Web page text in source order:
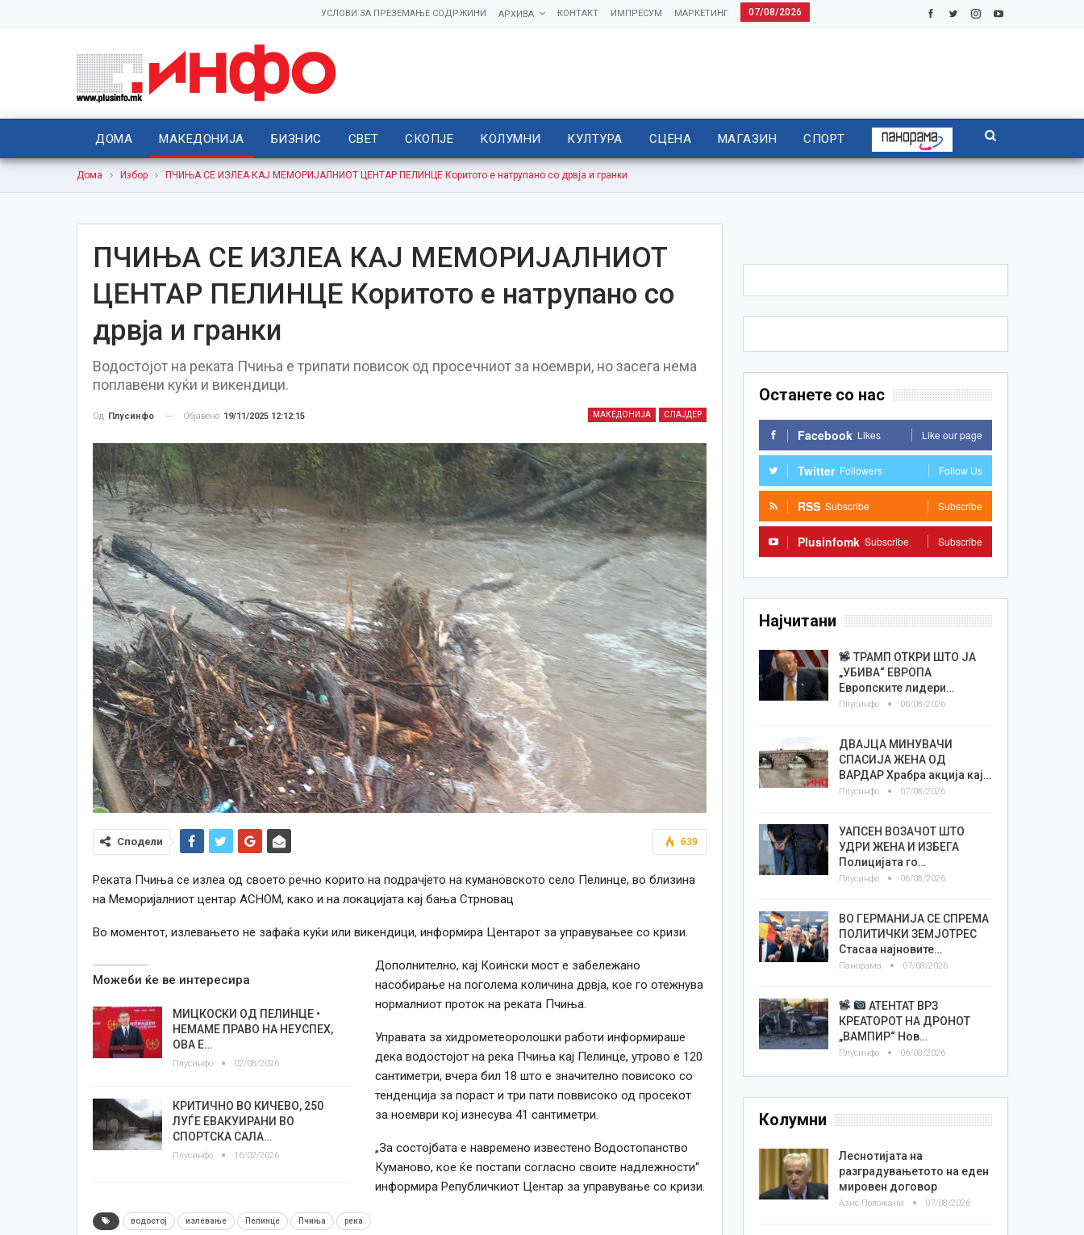
07/08/2026
МАРКЕТИНГ
ИМПРЕСУМ
КОНТАКТ
АРХИВА
УСЛОВИ ЗА ПРЕЗЕМАЊЕ СОДРЖИНИ
ДОМА МАКЕДОНИЈА БИЗНИС СВЕТ СКОПЈЕ КОЛУМНИ КУЛТУРА СЦЕНА МАГАЗИН СПОРТ
Дома Избор ПЧИЊА СЕ ИЗЛЕА КАЈ МЕМОРИЈАЛНИОТ ЦЕНТАР ПЕЛИНЦЕ Коритото е натрупано со дрвја и гранки
ПЧИЊА СЕ ИЗЛЕА КАЈ МЕМОРИЈАЛНИОТ
ЦЕНТАР ПЕЛИНЦЕ Коритото е натрупано со
дрвја и гранки
Водостојот на реката Пчиња е трипати повисок од просечниот за ноември, но засега нема
поплавени куќи и викендици.
МАКЕДОНИЈА СЛАЈДЕР
Од Плусинфо Објавено 19/11/2025 12:12:15
639
Сподели
Реката Пчиња се излеа од своето речно корито на подрачјето на кумановското село Пелинце, во близина
на Меморијалниот центар АСНОМ, како и на локацијата кај бања Стрновац
Во моментот, излевањето не зафаќа куќи или викендици, информира Центарот за управувањее со кризи.
Можеби ќе ве интересира
МИЦКОСКИ ОД ПЕЛИНЦЕ •
НЕМАМЕ ПРАВО НА НЕУСПЕХ,
ОВА Е…
Плусинфо 02/08/2026
КРИТИЧНО ВО КИЧЕВО, 250
ЛУЃЕ ЕВАКУИРАНИ ВО
СПОРТСКА САЛА…
Плусинфо 16/02/2026
Дополнително, кај Коински мост е забележано
насобирање на поголема количина дрвја, кое го отежнува
нормалниот проток на реката Пчиња.
Управата за хидрометеоролошки работи информираше
дека водостојот на река Пчиња кај Пелинце, утрово е 120
сантиметри, вчера бил 18 што е значително повисоко со
тенденција за пораст и три пати поввисоко од просекот
за ноември кој изнесува 41 сантиметри.
„За состојбата е навремено известено Водостопанство
Куманово, кое ќе постапи согласно своите надлежности“
информира Републичкиот Центар за управување со кризи.
водостој излевање Пелинце Пчиња река
Останете со нас
Facebook Likes Like our page
Twitter Followers Follow Us
RSS Subscribe Subscribe
Plusinfomk Subscribe Subscribe
Најчитани
ТРАМП ОТКРИ ШТО ЈА
„УБИВА“ ЕВРОПА
Европските лидери…
Плусинфо 06/08/2026
ДВАЈЦА МИНУВАЧИ
СПАСИЈА ЖЕНА ОД
ВАРДАР Храбра акција кај…
Плусинфо 07/08/2026
УАПСЕН ВОЗАЧОТ ШТО
УДРИ ЖЕНА И ИЗБЕГА
Полицијата го…
Плусинфо 06/08/2026
ВО ГЕРМАНИЈА СЕ СПРЕМА
ПОЛИТИЧКИ ЗЕМЈОТРЕС
Стасаа најновите…
Панорама 07/08/2026
АТЕНТАТ ВРЗ
КРЕАТОРОТ НА ДРОНОТ
„ВАМПИР“ Нов…
Плусинфо 06/08/2026
Колумни
Леснотијата на
разградувањетото на еден
мировен договор
Азис Положани 07/08/2026